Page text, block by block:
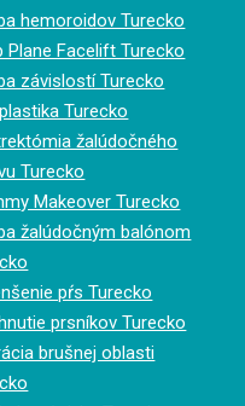
hemoroidov Turecko
Plane Facelift Turecko
závislostí Turecko
Turecko
žalúdočného
Turecko
Makeover Turecko
žalúdočným balónom
pŕs Turecko
prsníkov Turecko
brušnej oblasti